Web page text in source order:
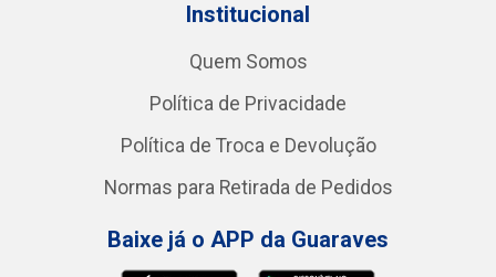
Institucional
Quem Somos
Política de Privacidade
Política de Troca e Devolução
Normas para Retirada de Pedidos
Baixe já o APP da Guaraves